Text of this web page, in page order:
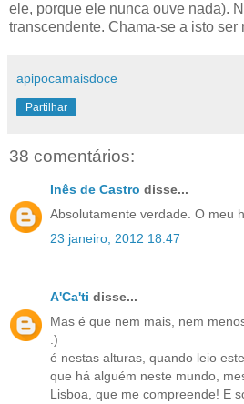
ele, porque ele nunca ouve nada).
transcendente. Chama-se a isto ser
apipocamaisdoce
Partilhar
38 comentários:
Inês de Castro disse...
Absolutamente verdade. O meu
23 janeiro, 2012 18:47
A'Ca'ti disse...
Mas é que nem mais, nem
:)
é nestas alturas, quando leio
que há alguém neste mundo,
Lisboa, que me compreende! E